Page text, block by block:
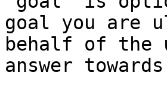
goal you are
behalf of the
answer